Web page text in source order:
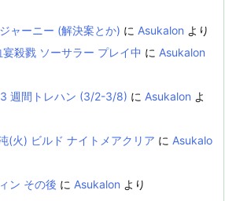
ャーニー (解決案とか) に Asukalon より
殺戮 ソーサラー プレイ中 に Asukalon
週間トレハン (3/2-3/8) に Asukalon よ
(火) ビルド ナイトメアクリア に Asukalo
ン その後 に Asukalon より